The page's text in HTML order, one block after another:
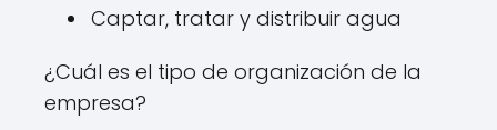
Captar, tratar y distribuir agua
¿Cuál es el tipo de organización de la
empresa?